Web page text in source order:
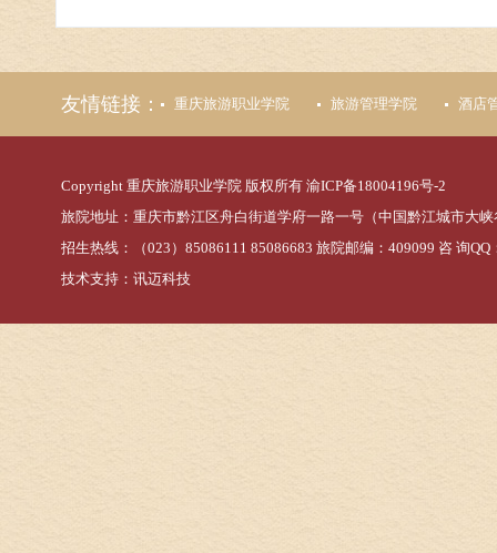
友情链接： 重庆旅游职业学院 旅游管理学院 酒店
Copyright 重庆旅游职业学院 版权所有 渝ICP备18004196号-2
旅院地址：重庆市黔江区舟白街道学府一路一号（中国黔江城市大
招生热线：（023）85086111 85086683 旅院邮编：409099 咨 询QQ
技术支持： 讯迈科技